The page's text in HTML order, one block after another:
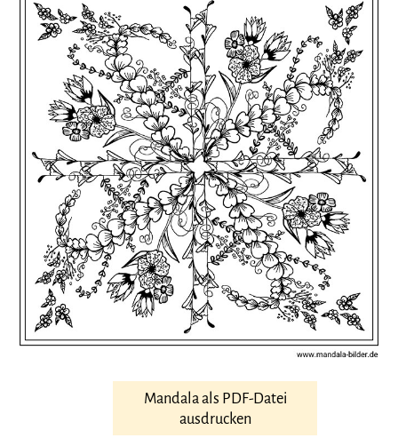
Mandala als PDF-Datei
ausdrucken